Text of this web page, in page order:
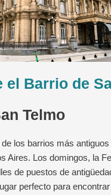
el Barrio de
Telmo
de los barrios más
Aires. Los domingos, la
de puestos de
perfecto para